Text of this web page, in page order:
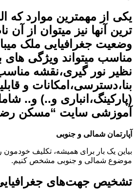
یکی از مهمترین موارد که
ترین آنها نیز میتوان از آن
وضعیت جغرافیایی ملک
مناسب میتواند ویژگی های
نظیر نور گیری،نقشه
بنا،دسترسی،امکانات و
(پارکینگ،انباری و..) و..
آموزشی سایت “مسکن
آپارتمان شمالی و جنوبی
بیاین یک بار برای همیشه، تکلیف خودمون
موضوع شمالی و جنوبی مشخص کنیم.
تشخیص جهت‌های